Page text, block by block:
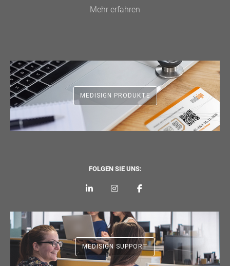
Mehr erfahren
MEDISIGN PRODUKTE
FOLGEN SIE UNS:
MEDISIGN SUPPORT